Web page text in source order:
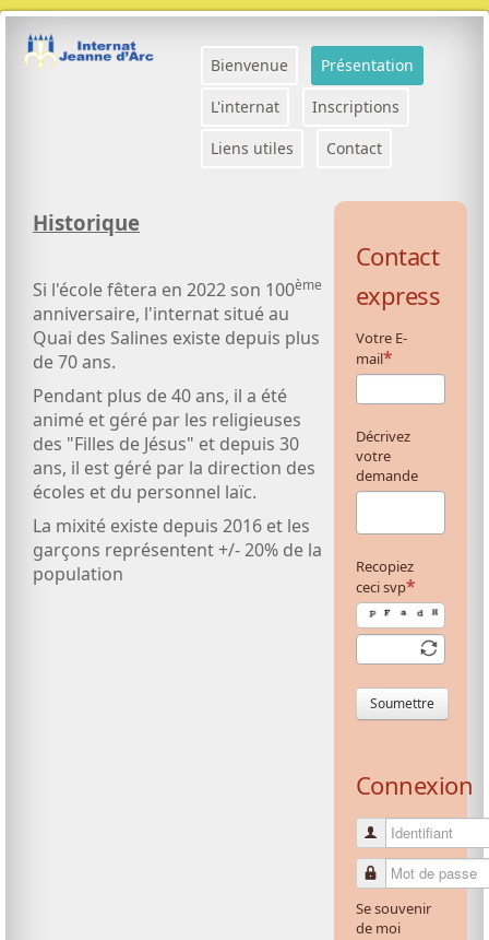
Bienvenue
Présentation
L'internat
Inscriptions
Liens utiles
Contact
Historique
Si l'école fêtera en 2022 son 100ème
anniversaire, l'internat situé au
Quai des Salines existe depuis plus
de 70 ans.
Pendant plus de 40 ans, il a été
animé et géré par les religieuses
des "Filles de Jésus" et depuis 30
ans, il est géré par la direction des
écoles et du personnel laïc.
La mixité existe depuis 2016 et les
garçons représentent +/- 20% de la
population
Contact
express
Votre E-
mail
Décrivez
votre
demande
Recopiez
ceci svp
Soumettre
Connexion
Identifiant
Mot de passe
Se souvenir
de moi